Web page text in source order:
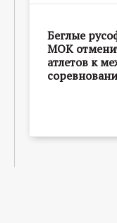
Беглые
МОК
атлетов к